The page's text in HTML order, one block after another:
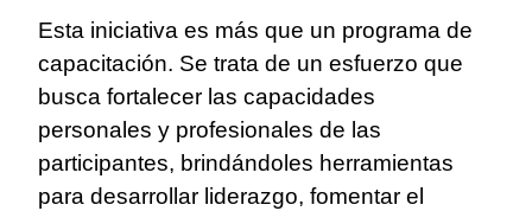
Esta iniciativa es más que un programa de
capacitación. Se trata de un esfuerzo que
busca fortalecer las capacidades
personales y profesionales de las
participantes, brindándoles herramientas
para desarrollar liderazgo, fomentar el